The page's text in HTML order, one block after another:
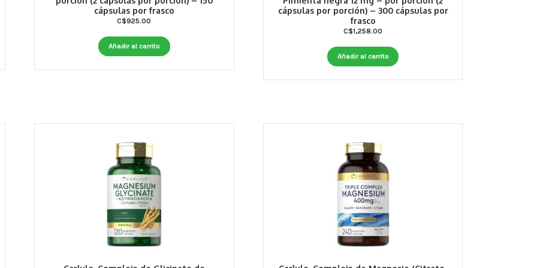
cápsulas por frasco
C$925.00
Añadir al carrito
cápsulas por porción) – 300 cápsulas por
frasco
C$1,258.00
Añadir al carrito